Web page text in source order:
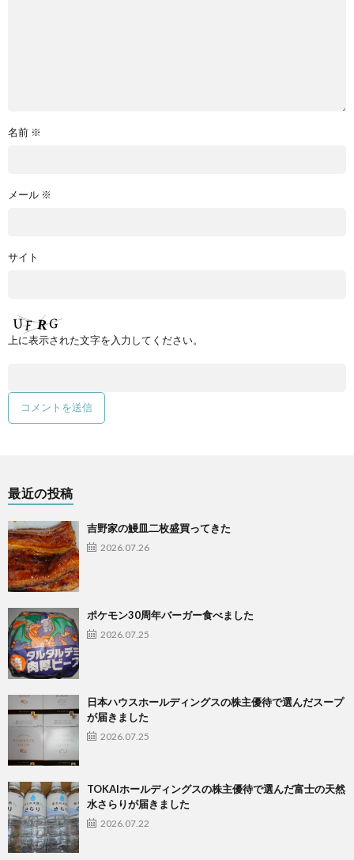
名前 ※
メール ※
サイト
上に表示された文字を入力してください。
最近の投稿
吉野家の鰻皿二枚盛買ってきた
2026.07.26
ポケモン30周年バーガー食べました
2026.07.25
日本ハウスホールディングスの株主優待で選んだスープ
が届きました
2026.07.25
TOKAIホールディングスの株主優待で選んだ富士の天然
水さらりが届きました
2026.07.22